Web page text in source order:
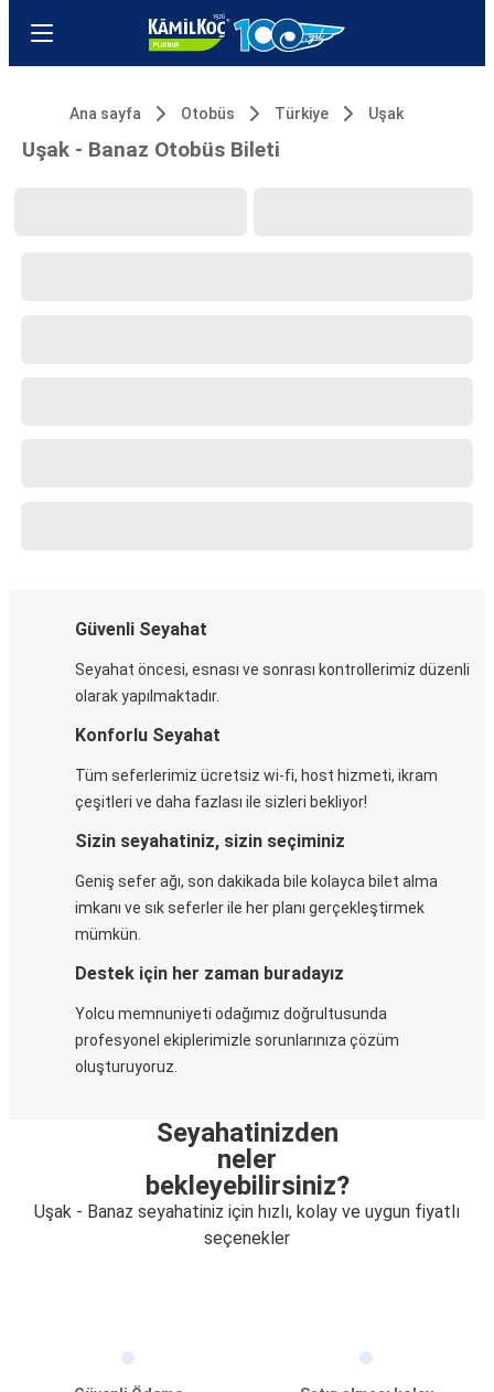
Ana sayfa Otobüs Türkiye Uşak
Uşak - Banaz Otobüs Bileti
Güvenli Seyahat
Seyahat öncesi, esnası ve sonrası kontrollerimiz düzenli
olarak yapılmaktadır.
Konforlu Seyahat
Tüm seferlerimiz ücretsiz wi-fi, host hizmeti, ikram
çeşitleri ve daha fazlası ile sizleri bekliyor!
Sizin seyahatiniz, sizin seçiminiz
Geniş sefer ağı, son dakikada bile kolayca bilet alma
imkanı ve sık seferler ile her planı gerçekleştirmek
mümkün.
Destek için her zaman buradayız
Yolcu memnuniyeti odağımız doğrultusunda
profesyonel ekiplerimizle sorunlarınıza çözüm
oluşturuyoruz.
Seyahatinizden
neler
bekleyebilirsiniz?
Uşak - Banaz seyahatiniz için hızlı, kolay ve uygun fiyatlı
seçenekler